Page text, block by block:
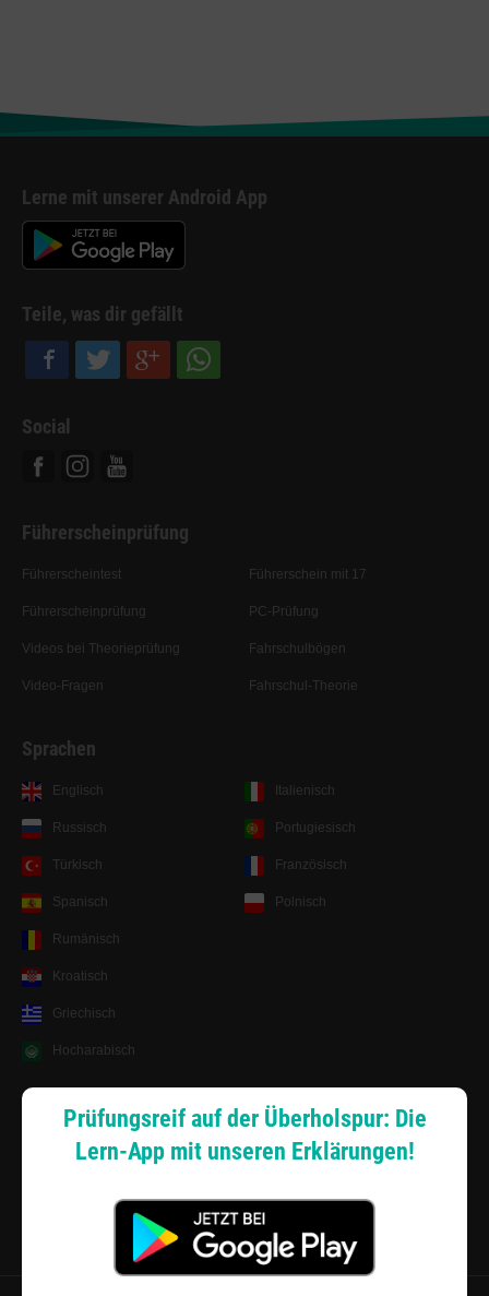
Prüfungsreif auf der Überholspur: Die
Lern-App mit unseren Erklärungen!
Lerne mit unserer Android App
Teile, was dir gefällt
Social
Führerscheinprüfung
Führerscheintest
Führerscheinprüfung
Videos bei Theorieprüfung
Video-Fragen
Führerschein mit 17
PC-Prüfung
Fahrschulbögen
Fahrschul-Theorie
Sprachen
Englisch
Russisch
Türkisch
Spanisch
Italienisch
Portugiesisch
Französisch
Polnisch
Rumänisch
Kroatisch
Griechisch
Hocharabisch
Lernsystem
Android App